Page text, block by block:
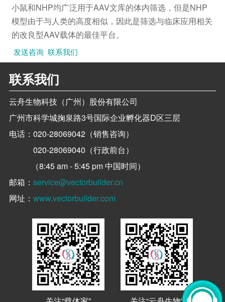
小鼠和NHP均广泛用于AAV文库的体内筛选，但是NHP
模型由于与人类的高度相似，因此是筛选与临床应用相关
的改良型AAV载体的最佳平台。
发送咨询 联系我们
联系我们
云舟生物科技（广州）股份有限公司
广州市科学城掬泉路3号国际企业孵化器D区三层
电话：020-28069042（销售咨询）
020-28069040（行政前台）
（8:45 am - 5:45 pm 中国时间）
邮箱：service@vectorbuilder.cn
网址：www.vectorbuilder.com